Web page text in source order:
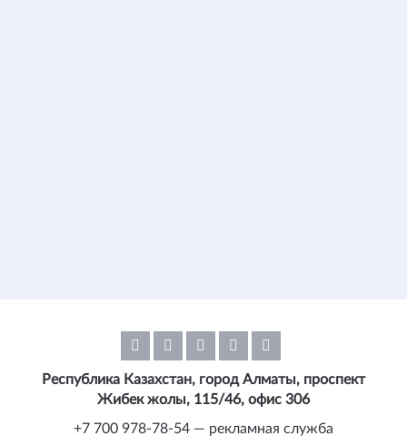
Республика Казахстан, город Алматы, проспект
Жибек жолы, 115/46, офис 306
+7 700 978-78-54 — рекламная служба